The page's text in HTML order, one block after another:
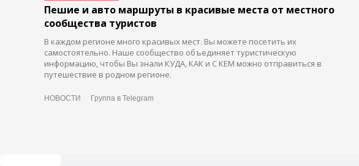
Пешие и авто маршруты в красивые места от местного
сообщества туристов
В каждом регионе много красивых мест. Вы можете посетить их
самостоятельно. Наше сообщество объединяет туристическую
информацию, чтобы Вы знали КУДА, КАК и С КЕМ можно отправиться в
путешествие в родном регионе.
НОВОСТИ Группа в Telegram